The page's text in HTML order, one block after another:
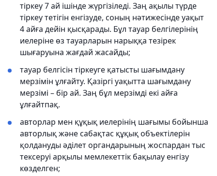
тіркеу 7 ай ішінде жүргізіледі. Заң ақылы түрде
тіркеу тетігін енгізуде, соның нәтижесінде уақыт
4 айға дейін қысқарады. Бұл тауар белгілерінің
иелеріне өз тауарларын нарыққа тезірек
шығаруына жағдай жасайды;
тауар белгісін тіркеуге қатысты шағымдану
мерзімін ұлғайту. Қазіргі уақытта шағымдану
мерзімі – бір ай. Заң бұл мерзімді екі айға
ұлғайтпақ.
авторлар мен құқық иелерінің шағымы бойынша
авторлық және сабақтас құқық объектілерін
қолдануды әділет органдарының жоспардан тыс
тексеруі арқылы мемлекеттік бақылау енгізу
көзделген;